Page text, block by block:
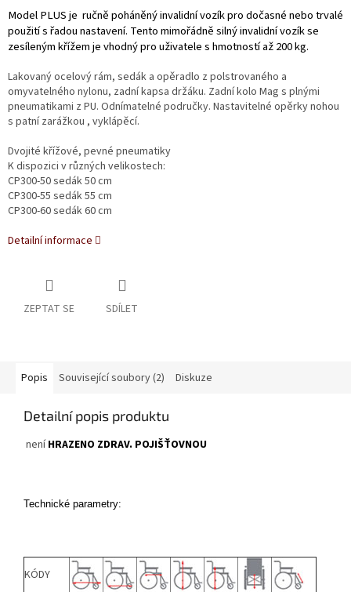
Model PLUS je ručně poháněný invalidní vozík pro dočasné nebo trvalé
použití s řadou nastavení. Tento mimořádně silný invalidní vozík se
zesíleným křížem je vhodný pro uživatele s hmotností až 200 kg.
Lakovaný ocelový rám, sedák a opěradlo z polstrovaného a
omyvatelného nylonu, zadní kapsa držáku. Zadní kolo Mag s plnými
pneumatikami z PU. Odnímatelné područky. Nastavitelné opěrky nohou
s patní zarážkou , vyklápěcí.
Dvojité křížové, pevné pneumatiky
K dispozici v různých velikostech:
CP300-50 sedák 50 cm
CP300-55 sedák 55 cm
CP300-60 sedák 60 cm
Detailní informace
ZEPTAT SE SDÍLET
Popis Související soubory (2) Diskuze
Detailní popis produktu
neníHRAZENO ZDRAV. POJIŠŤOVNOU
Technické parametry:
KÓDY